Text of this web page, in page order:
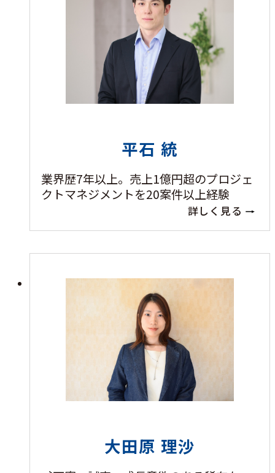
平石 統
業界歴7年以上。売上1億円超のプロジェ
クトマネジメントを20案件以上経験
詳しく見る
大田原 理沙